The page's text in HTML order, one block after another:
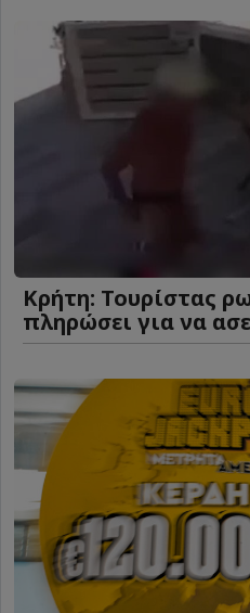
Κρήτη: Τουρίστας
πληρώσει για να